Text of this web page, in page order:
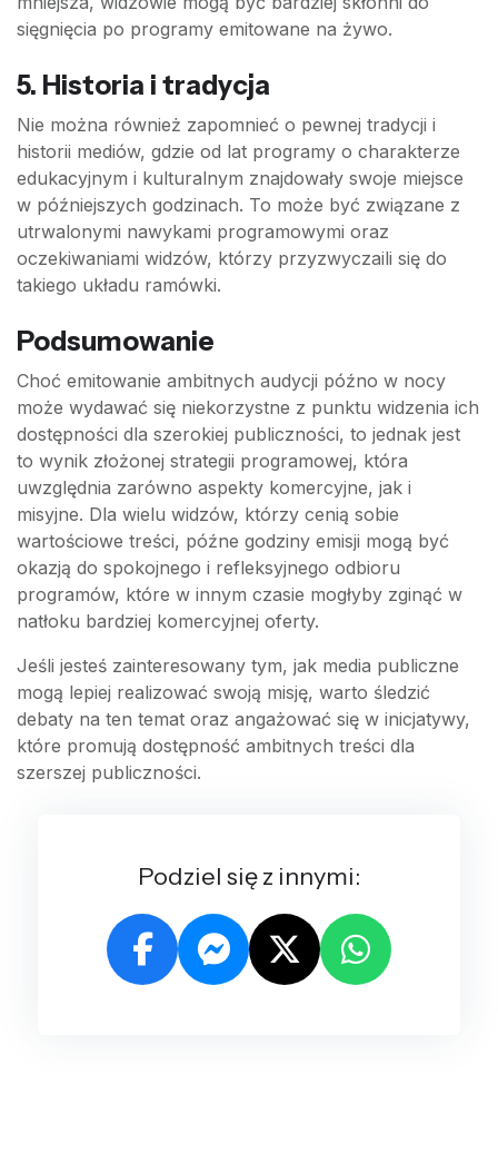
sięgnięcia po programy emitowane na żywo.
5. Historia i tradycja
Nie można również zapomnieć o pewnej tradycji i
historii mediów, gdzie od lat programy o charakterze
edukacyjnym i kulturalnym znajdowały swoje miejsce
w późniejszych godzinach. To może być związane z
utrwalonymi nawykami programowymi oraz
oczekiwaniami widzów, którzy przyzwyczaili się do
takiego układu ramówki.
Podsumowanie
Choć emitowanie ambitnych audycji późno w nocy
może wydawać się niekorzystne z punktu widzenia ich
dostępności dla szerokiej publiczności, to jednak jest
to wynik złożonej strategii programowej, która
uwzględnia zarówno aspekty komercyjne, jak i
misyjne. Dla wielu widzów, którzy cenią sobie
wartościowe treści, późne godziny emisji mogą być
okazją do spokojnego i refleksyjnego odbioru
programów, które w innym czasie mogłyby zginąć w
natłoku bardziej komercyjnej oferty.
Jeśli jesteś zainteresowany tym, jak media publiczne
mogą lepiej realizować swoją misję, warto śledzić
debaty na ten temat oraz angażować się w inicjatywy,
które promują dostępność ambitnych treści dla
szerszej publiczności.
Podziel się z innymi: